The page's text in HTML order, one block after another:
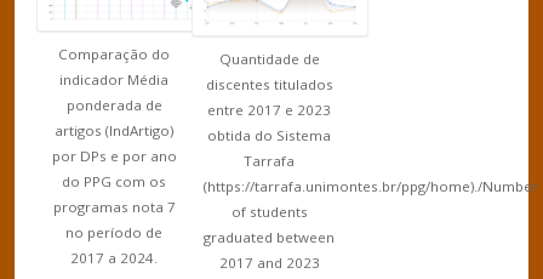
Comparação do
indicador Média
ponderada de
artigos (IndArtigo)
por DPs e por ano
do PPG com os
programas nota 7
no período de
2017 a 2024.
Quantidade de
discentes titulados
entre 2017 e 2023
obtida do Sistema
Tarrafa
(https://tarrafa.unimontes.br/ppg/home)./Number
of students
graduated between
2017 and 2023